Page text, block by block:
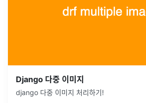
Django 다중 이미지
django 다중 이미지 처리하기!